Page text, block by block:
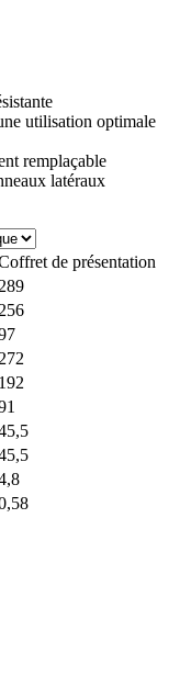
utilisation optimale
remplaçable
latéraux
de présentation
289
256
272
192